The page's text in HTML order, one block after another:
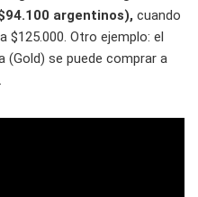
argentinos), cuando
Otro ejemplo: el
(Gold) se puede comprar a